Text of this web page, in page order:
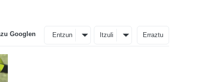
Googlen Entzun Itzuli Erraztu